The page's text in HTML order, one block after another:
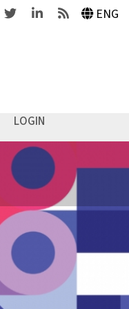
TwitterLinkedinFeeds ENG
LOGIN